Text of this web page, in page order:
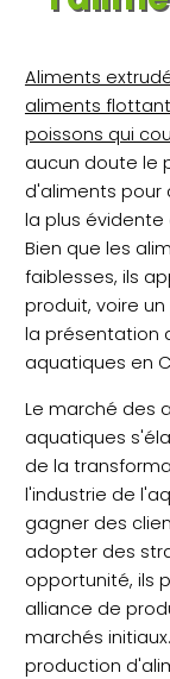
Aliments
aliments
poissons qui
aucun doute le
d'aliments pour
la plus
Bien que les
faiblesses, ils
produit, voire
la présentation
aquatiques en
Le marché des
aquatiques
de la
l'industrie de
gagner des
adopter des
opportunité, ils
alliance de
marchés
production